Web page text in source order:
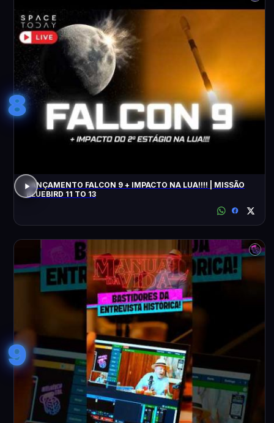
8
LANÇAMENTO FALCON 9 + IMPACTO NA LUA!!!! | MISSÃO
BLUEBIRD 11 TO 13
9